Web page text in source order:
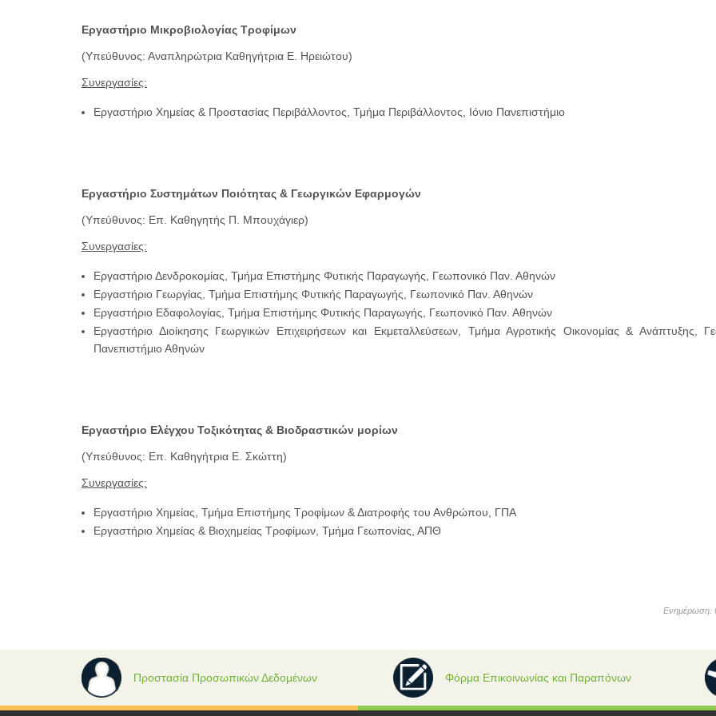
Εργαστήριο Μικροβιολογίας Τροφίμων
(Υπεύθυνος: Αναπληρώτρια Καθηγήτρια Ε. Ηρειώτου)
Συνεργασίες:
Εργαστήριο Χημείας & Προστασίας Περιβάλλοντος, Τμήμα Περιβάλλοντος, Ιόνιο Πανεπιστήμιο
Εργαστήριο Συστημάτων Ποιότητας & Γεωργικών Εφαρμογών
(Υπεύθυνος: Επ. Καθηγητής Π. Μπουχάγιερ)
Συνεργασίες:
Εργαστήριο Δενδροκομίας, Τμήμα Επιστήμης Φυτικής Παραγωγής, Γεωπονικό Παν. Αθηνών
Εργαστήριο Γεωργίας, Τμήμα Επιστήμης Φυτικής Παραγωγής, Γεωπονικό Παν. Αθηνών
Εργαστήριο Εδαφολογίας, Τμήμα Επιστήμης Φυτικής Παραγωγής, Γεωπονικό Παν. Αθηνών
Εργαστήριο Διοίκησης Γεωργικών Επιχειρήσεων και Εκμεταλλεύσεων, Τμήμα Αγροτικής Οικονομίας & Ανάπτυξης,
Πανεπιστήμιο Αθηνών
Εργαστήριο Ελέγχου Τοξικότητας & Βιοδραστικών μορίων
(Υπεύθυνος: Επ. Καθηγήτρια Ε. Σκώττη)
Συνεργασίες:
Εργαστήριο Χημείας, Τμήμα Επιστήμης Τροφίμων & Διατροφής του Ανθρώπου, ΓΠΑ
Εργαστήριο Χημείας & Βιοχημείας Τροφίμων, Τμήμα Γεωπονίας, ΑΠΘ
Ενημέρωση:
Προστασία Προσωπικών Δεδομένων Φόρμα Επικοινωνίας και Παραπόνων